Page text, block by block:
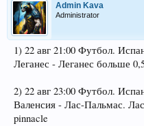
Admin Kava
Administrator
1) 22 авг 21:00 Футбол.
Леганес - Леганес больше
2) 22 авг 23:00 Футбол.
Валенсия - Лас-Пальмас.
pinnacle